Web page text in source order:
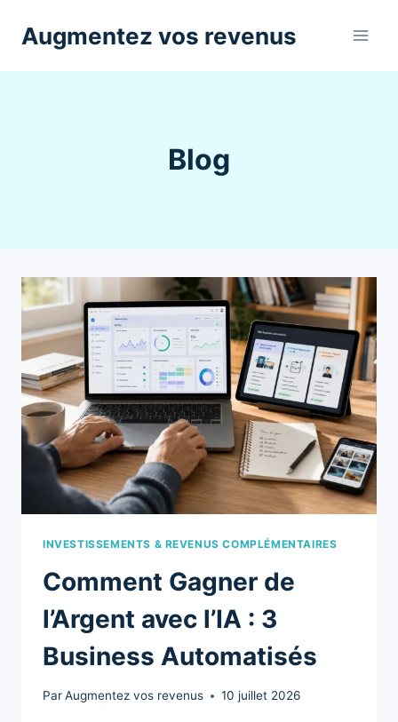
Augmentez vos revenus
Blog
INVESTISSEMENTS & REVENUS COMPLÉMENTAIRES
Comment Gagner de
l’Argent avec l’IA : 3
Business Automatisés
ParAugmentez vos revenus 10 juillet 2026